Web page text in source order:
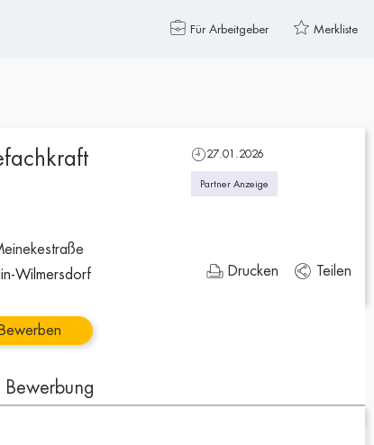
Für Arbeitgeber Merkliste
Wilmersdorf
27.01.2026
Partner Anzeige
Drucken Teilen
Bewerben
Bewerbung